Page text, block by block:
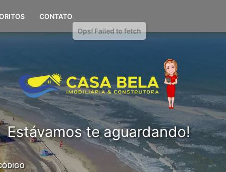
CONTATO
Estávamos te aguardando!